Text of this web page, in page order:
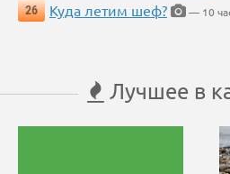
26
Куда летим шеф? — 10
Лучшее в